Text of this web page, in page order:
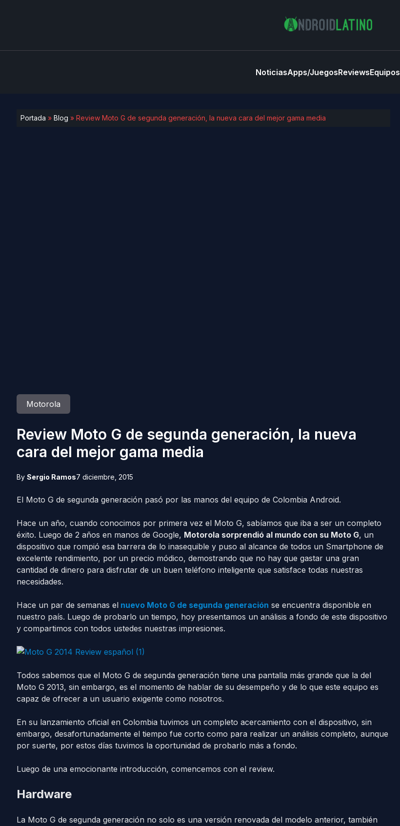
NoticiasApps/JuegosReviewsEquipos
Portada » Blog » Review Moto G de segunda generación, la nueva cara del mejor gama media
Motorola
Review Moto G de segunda generación, la nueva
cara del mejor gama media
By Sergio Ramos7 diciembre, 2015
El Moto G de segunda generación pasó por las manos del equipo de Colombia Android.
Hace un año, cuando conocimos por primera vez el Moto G, sabíamos que iba a ser un completo
éxito. Luego de 2 años en manos de Google, Motorola sorprendió al mundo con su Moto G, un
dispositivo que rompió esa barrera de lo inasequible y puso al alcance de todos un Smartphone de
excelente rendimiento, por un precio módico, demostrando que no hay que gastar una gran
cantidad de dinero para disfrutar de un buen teléfono inteligente que satisface todas nuestras
necesidades.
Hace un par de semanas elnuevo Moto G de segunda generación se encuentra disponible en
nuestro país. Luego de probarlo un tiempo, hoy presentamos un análisis a fondo de este dispositivo
y compartimos con todos ustedes nuestras impresiones.
Todos sabemos que el Moto G de segunda generación tiene una pantalla más grande que la del
Moto G 2013, sin embargo, es el momento de hablar de su desempeño y de lo que este equipo es
capaz de ofrecer a un usuario exigente como nosotros.
En su lanzamiento oficial en Colombia tuvimos un completo acercamiento con el dispositivo, sin
embargo, desafortunadamente el tiempo fue corto como para realizar un análisis completo, aunque
por suerte, por estos días tuvimos la oportunidad de probarlo más a fondo.
Luego de una emocionante introducción, comencemos con el review.
Hardware
La Moto G de segunda generación no solo es una versión renovada del modelo anterior, también